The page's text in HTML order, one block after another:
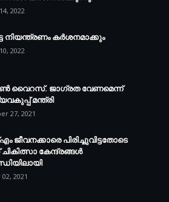
2022
നിയന്ത്രണം കര്‍ശനമാക്കും
2022
വൈറസ്. ജാഗ്രത വേണമെന്ന്
മന്ത്രി
27, 2021
ജീവനക്കാരെ പിരിച്ചുവിട്ടതോടെ
കേന്ദ്രങ്ങള്‍
2021